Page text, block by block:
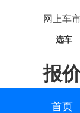
网上车
选车
报
首页